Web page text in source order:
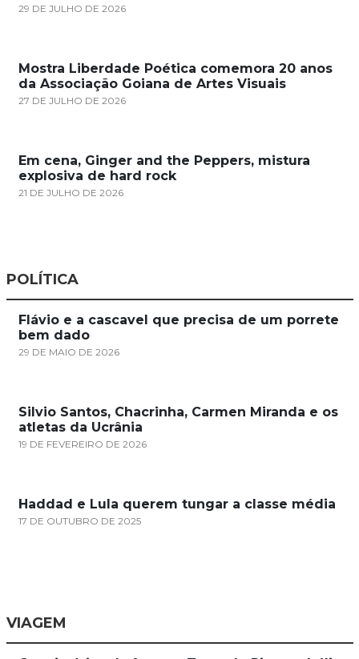
29 DE JULHO DE 2026
Mostra Liberdade Poética comemora 20 anos
da Associação Goiana de Artes Visuais
27 DE JULHO DE 2026
Em cena, Ginger and the Peppers, mistura
explosiva de hard rock
21 DE JULHO DE 2026
POLÍTICA
Flávio e a cascavel que precisa de um porrete
bem dado
29 DE MAIO DE 2026
Silvio Santos, Chacrinha, Carmen Miranda e os
atletas da Ucrânia
19 DE FEVEREIRO DE 2026
Haddad e Lula querem tungar a classe média
17 DE OUTUBRO DE 2025
VIAGEM